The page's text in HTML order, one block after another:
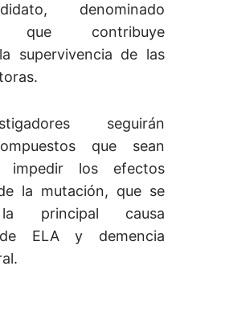
denominado
que contribuye
supervivencia de las
seguirán
que sean
impedir los efectos
la mutación, que se
principal causa
ELA y demencia